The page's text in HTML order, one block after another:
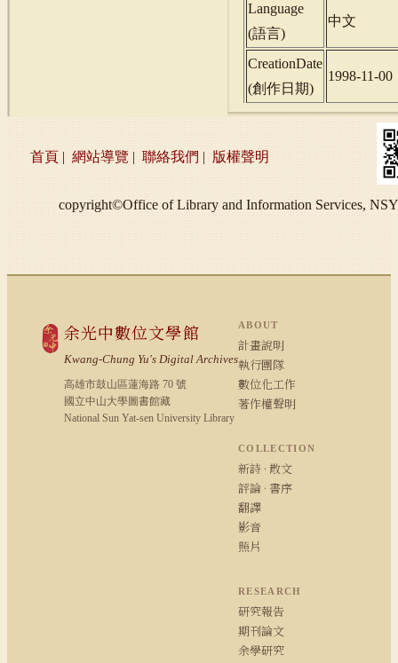
Language
(語言)
中文
CreationDate
(創作日期)
1998-11-00
首頁 | 網站導覽 | 聯絡我們 | 版權聲明
copyright©Office of Library and Information Services,
余光中數位文學館
Kwang-Chung Yu's Digital Archives
高雄市鼓山區蓮海路 70 號
國立中山大學圖書館藏
National Sun Yat-sen University Library
ABOUT
計畫說明
執行團隊
數位化工作
著作權聲明
COLLECTION
新詩 · 散文
評論 · 書序
翻譯
影音
照片
RESEARCH
研究報告
期刊論文
余學研究